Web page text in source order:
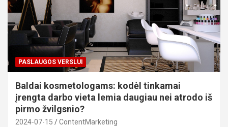
PASLAUGOS VERSLUI
Baldai kosmetologams: kodėl tinkamai
įrengta darbo vieta lemia daugiau nei atrodo iš
pirmo žvilgsnio?
2024-07-15 ContentMarketing